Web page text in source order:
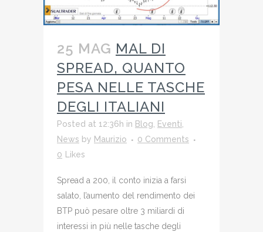
25 MAG MAL DI
SPREAD, QUANTO
PESA NELLE TASCHE
DEGLI ITALIANI
Posted at 12:36h in Blog, Eventi,
News by Maurizio
0 Comments
0 Likes
Spread a 200, il conto inizia a farsi
salato, l’aumento del rendimento dei
BTP può pesare oltre 3 miliardi di
interessi in più nelle tasche degli